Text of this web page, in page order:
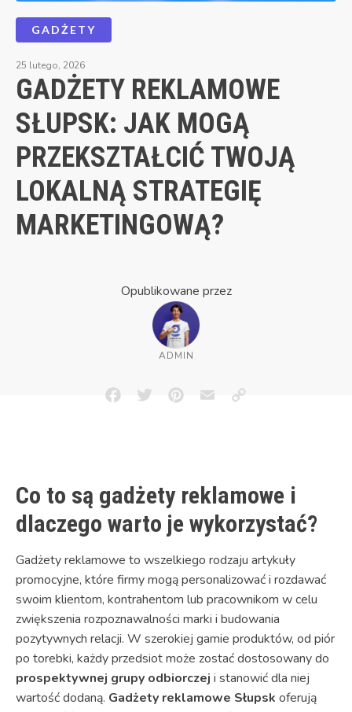
GADŻETY
25 lutego, 2026
GADŻETY REKLAMOWE
SŁUPSK: JAK MOGĄ
PRZEKSZTAŁCIĆ TWOJĄ
LOKALNĄ STRATEGIĘ
MARKETINGOWĄ?
Opublikowane przez
ADMIN
FacebookTwitterPinterestEmailCopy
Co to są gadżety reklamowe i
dlaczego warto je wykorzystać?
Gadżety reklamowe to wszelkiego rodzaju artykuły
promocyjne, które firmy mogą personalizować i rozdawać
swoim klientom, kontrahentom lub pracownikom w celu
zwiększenia rozpoznawalności marki i budowania
pozytywnych relacji. W szerokiej gamie produktów, od piór
po torebki, każdy przedsiot może zostać dostosowany do
prospektywnej grupy odbiorczej i stanowić dla niej
wartość dodaną. Gadżety reklamowe Słupsk oferują